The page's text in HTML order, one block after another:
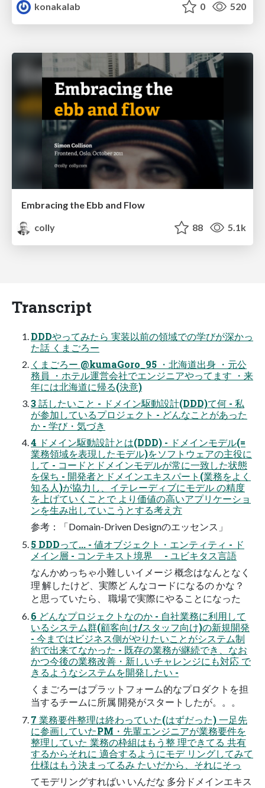
konakalab
0 520
Embracing the Ebb and Flow
colly
88 5.1k
Transcript
DDDやってみたら 実装以前の領域での学びが深かっ
た話 くまごろー
くまごろー @kumaGoro_95 ・北海道出身 ・元公
務員 ・ホテル運営会社でエンジニアやってます ・来
年には北海道に帰る(決意)
3 話したいこと - ドメイン駆動設計(DDD)て何 - 私
が参加しているプロジェクト - どんなことがあった
か - 学び・気づき
4 ドメイン駆動設計とは(DDD) - ドメインモデル(=
業務領域を表現したモデル)をソフトウェアの主役に
して - コードとドメインモデルが常に一致した状態
を保ち - 開発者とドメインエキスパート(業務をよく
知る人)が協力し、イテレーディブにモデル の精度
を上げていくことで より価値の高いアプリケーショ
ンを生み出していこうとする考え方
参考：「Domain-Driven Designのエッセンス」
5 DDDって... - 値オブジェクト・エンティティ - ド
メイン層 - コンテキスト境界 - ユビキタス言語
なんかめっちゃ小難しいイメージ 概念はなんとなく
理 解したけど、実際ど んなコードになるの かな？
と思っていたら、 職場で実際にやることになった
6 どんなプロジェクトなのか - 自社業務に利用して
いるシステム群(顧客向け/スタッフ向け)の新規開発
- 今まではビジネス側がやりたいことがシステム制
約で出来てなかった - 既存の業務が継続でき、なお
かつ今後の業務改善・新しいチャレンジにも対応 で
きるようなシステムを開発したい -
くまごろーはプラットフォーム的なプロダクトを担
当するチームに所属 開発がスタートしたが。。。
7 業務要件整理は終わっていた(はずだった) 一足先
に参画していたPM・先輩エンジニアが業務要件を
整理していた 業務の枠組はもう整 理できてる 共有
するからそれに 適合するようにモデ リングしてみて
仕様はもう決まってるみ たいだから、それにそっ
てモデリングすればい いんだな 多分ドメインエキス